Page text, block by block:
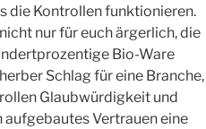
die Kontrollen funktionieren.
nur für euch ärgerlich, die
Bio-Ware
Schlag für eine Branche,
Glaubwürdigkeit und
Vertrauen eine